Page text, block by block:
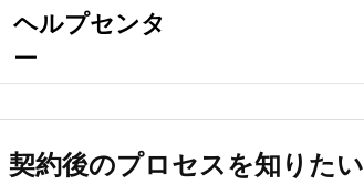
契約後のプロセスを知りたい